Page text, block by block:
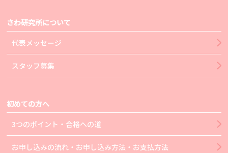
さわ研究所について
代表メッセージ
スタッフ募集
初めての方へ
3つのポイント・合格への道
お申し込みの流れ・お申し込み方法・お支払方法